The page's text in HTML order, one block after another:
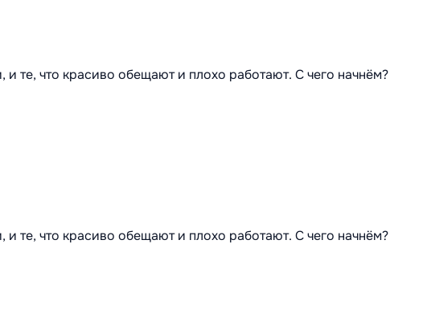
те, что красиво обещают и плохо работают. С чего начнём?
те, что красиво обещают и плохо работают. С чего начнём?